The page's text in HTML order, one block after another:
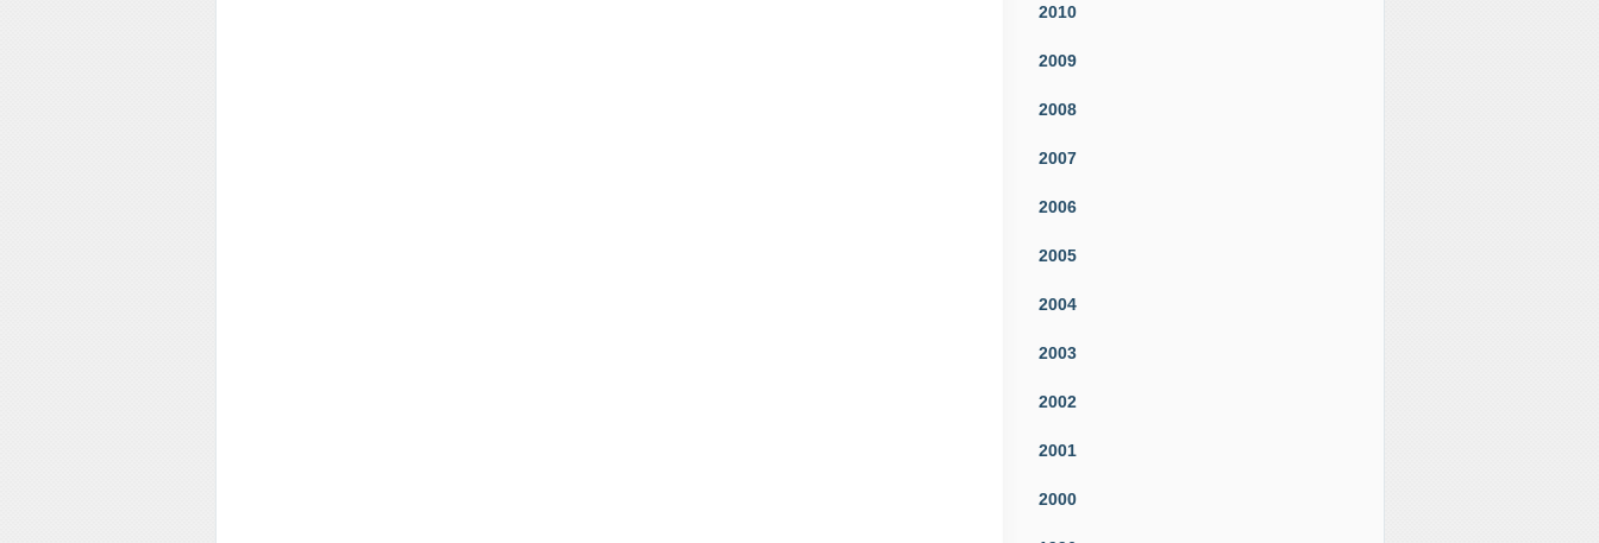
2010
2009
2008
2007
2006
2005
2004
2003
2002
2001
2000